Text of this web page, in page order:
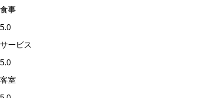
食事
5.0
サービス
5.0
客室